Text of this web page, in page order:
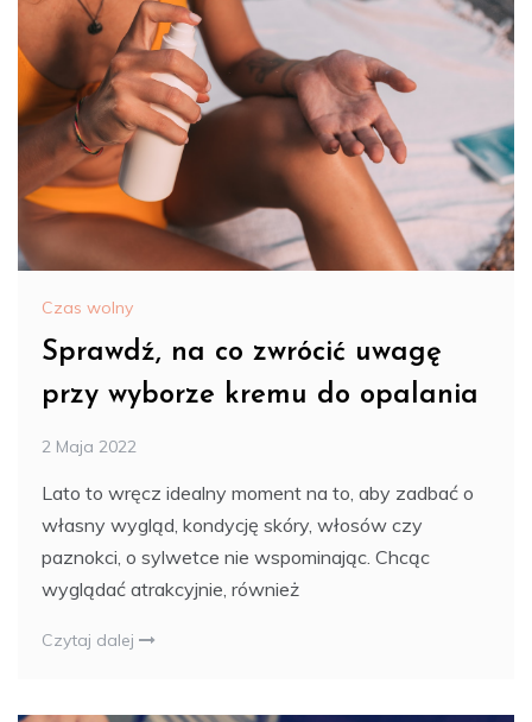
Czas wolny
Sprawdź, na co zwrócić uwagę
przy wyborze kremu do opalania
2 Maja 2022
Lato to wręcz idealny moment na to, aby zadbać o
własny wygląd, kondycję skóry, włosów czy
paznokci, o sylwetce nie wspominając. Chcąc
wyglądać atrakcyjnie, również
Czytaj dalej